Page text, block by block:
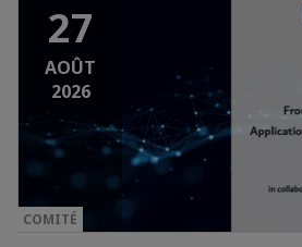
27
AOÛT
2026
COMITÉ